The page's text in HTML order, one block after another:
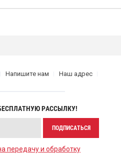
Напишите нам Наш адрес
РАССЫЛКУ!
передачу и обработку
ПОДПИСАТЬСЯ